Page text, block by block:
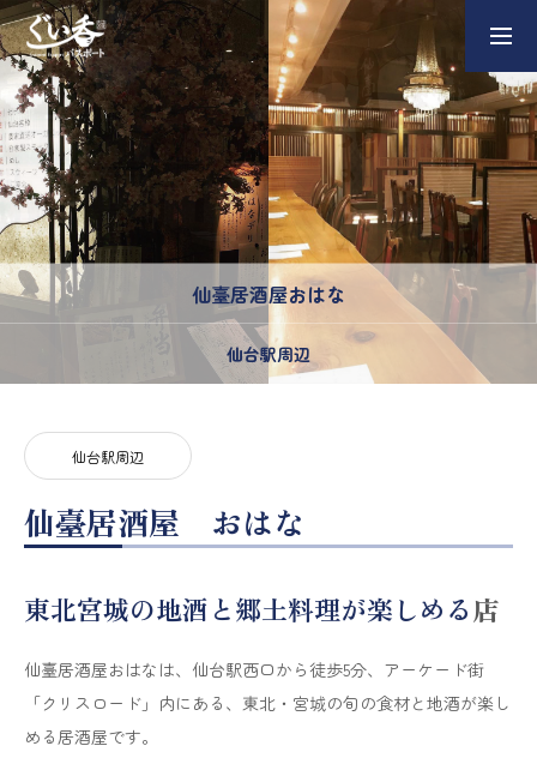
チケットの購入
ぐい呑パスポートとは？
ぐい呑パスポートの使い方
参加飲食店一覧
窯元・作家の紹介
日本酒豆知識
仙臺居酒屋おはな
仙台駅周辺
仙台駅周辺
仙臺居酒屋 おはな
東北宮城の地酒と郷土料理が楽しめる店
仙臺居酒屋おはなは、仙台駅西口から徒歩5分、アーケード街
「クリスロード」内にある、東北・宮城の旬の食材と地酒が楽し
める居酒屋です。